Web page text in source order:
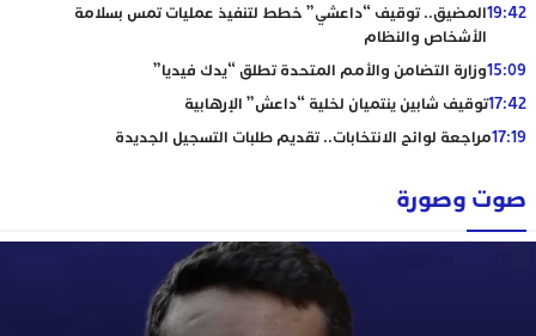
19:42المضيق.. توقيف “داعشي” خطط لتنفيذ عمليات تمس بسلامة
الأشخاص والنظام
15:09وزارة التضامن والأمم المتحدة تطلق “يدك فيديا”
17:42توقيف شابين ينتميان لخلية “داعش” الإرهابية
17:19مراجعة لوائح الانتخابات.. تقديم طلبات التسجيل الجديدة
صوت وصورة